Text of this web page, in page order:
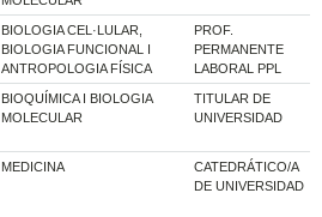
BIOLOGIA CEL·LULAR,
BIOLOGIA FUNCIONAL I
ANTROPOLOGIA FÍSICA
PROF.
PERMANENTE
LABORAL PPL
BIOQUÍMICA I BIOLOGIA
MOLECULAR
TITULAR DE
UNIVERSIDAD
MEDICINA
CATEDRÁTICO/A
DE UNIVERSIDAD